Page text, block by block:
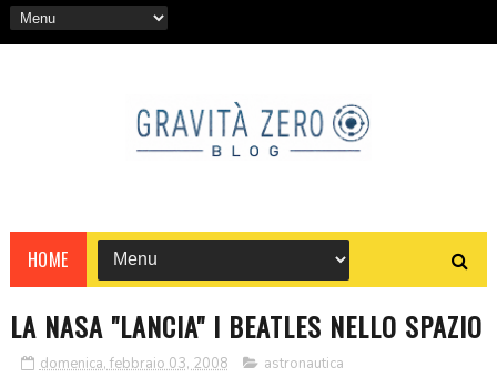
HOME
LA NASA "LANCIA" I BEATLES NELLO SPAZIO
domenica, febbraio 03, 2008 astronautica